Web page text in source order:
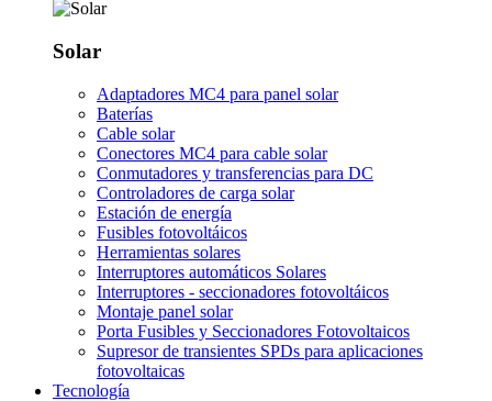
Solar
Adaptadores MC4 para panel solar
Baterías
Cable solar
Conectores MC4 para cable solar
Conmutadores y transferencias para DC
Controladores de carga solar
Estación de energía
Fusibles fotovoltáicos
Herramientas solares
Interruptores automáticos Solares
Interruptores - seccionadores fotovoltáicos
Montaje panel solar
Porta Fusibles y Seccionadores Fotovoltaicos
Supresor de transientes SPDs para aplicaciones
fotovoltaicas
Tecnología